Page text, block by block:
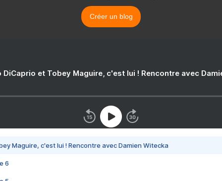
Créer un blog
DiCaprio et Tobey Maguire, c'est lui ! Rencontre avec
Maguire, c'est lui ! Rencontre avec Damien Witecka
6